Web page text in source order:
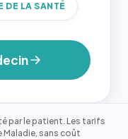
DE LA SANTÉ
par le patient. Les tarifs
Maladie, sans coût